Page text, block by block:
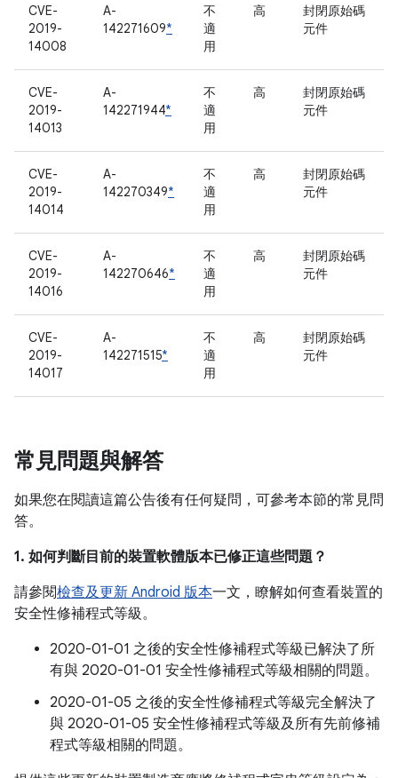
CVE-
2019-
14008
A-
142271609*
不
適
用
高
封閉原始碼
元件
CVE-
2019-
14013
A-
142271944*
不
適
用
高
封閉原始碼
元件
CVE-
2019-
14014
A-
142270349*
不
適
用
高
封閉原始碼
元件
CVE-
2019-
14016
A-
142270646*
不
適
用
高
封閉原始碼
元件
CVE-
2019-
14017
A-
142271515*
不
適
用
高
封閉原始碼
元件
常見問題與解答
如果您在閱讀這篇公告後有任何疑問，可參考本節的常見問
答。
1. 如何判斷目前的裝置軟體版本已修正這些問題？
請參閱檢查及更新 Android 版本一文，瞭解如何查看裝置的
安全性修補程式等級。
2020-01-01 之後的安全性修補程式等級已解決了所
有與 2020-01-01 安全性修補程式等級相關的問題。
2020-01-05 之後的安全性修補程式等級完全解決了
與 2020-01-05 安全性修補程式等級及所有先前修補
程式等級相關的問題。